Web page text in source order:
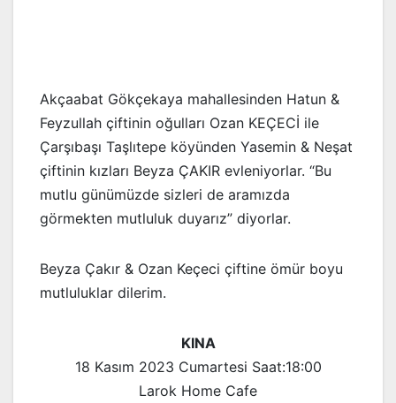
Akçaabat Gökçekaya mahallesinden Hatun &
Feyzullah çiftinin oğulları Ozan KEÇECİ ile
Çarşıbaşı Taşlıtepe köyünden Yasemin & Neşat
çiftinin kızları Beyza ÇAKIR evleniyorlar. “Bu
mutlu günümüzde sizleri de aramızda
görmekten mutluluk duyarız” diyorlar.
Beyza Çakır & Ozan Keçeci çiftine ömür boyu
mutluluklar dilerim.
KINA
18 Kasım 2023 Cumartesi Saat:18:00
Larok Home Cafe